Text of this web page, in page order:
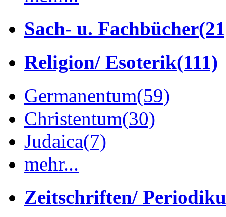
Sach- u. Fachbücher
Religion/ Esoterik(111)
Germanentum(59)
Christentum(30)
Judaica(7)
mehr...
Zeitschriften/